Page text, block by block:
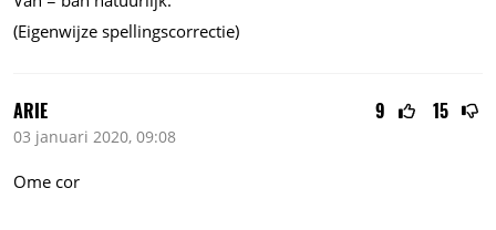
(Eigenwijze spellingscorrectie)
9 15
ARIE
03 januari 2020, 09:08
Ome cor